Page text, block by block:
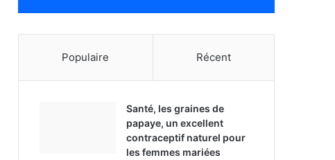
Populaire Récent
Santé, les graines de
papaye, un excellent
contraceptif naturel pour
les femmes mariées